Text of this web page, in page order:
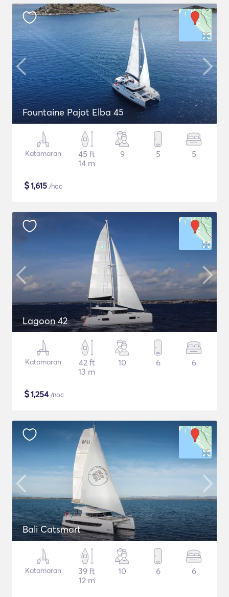
Fountaine Pajot Elba 45
Katamaran
45 ft
14 m
9 5 5
$1,615 /noc
Lagoon 42
Katamaran
42 ft
13 m
10 6 6
$1,254/noc
Bali Catsmart
Katamaran
39 ft
12 m
10 6 6